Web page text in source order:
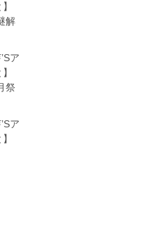
解
ア
祭
ア